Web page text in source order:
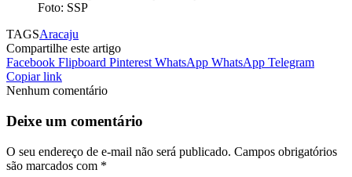
Foto: SSP
TAGSAracaju
Compartilhe este artigo
Facebook Flipboard Pinterest WhatsApp WhatsApp Telegram
Copiar link
Nenhum comentário
Deixe um comentário
O seu endereço de e-mail não será publicado. Campos obrigatórios
são marcados com *